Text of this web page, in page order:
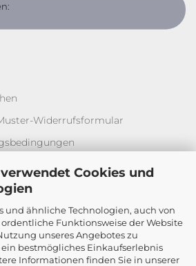
Cookies und
und ähnliche Technologien, auch von
Funktionsweise der Website
unseres Angebotes zu
bestmögliches Einkaufserlebnis
Informationen finden Sie in unserer
Widerrufsformular